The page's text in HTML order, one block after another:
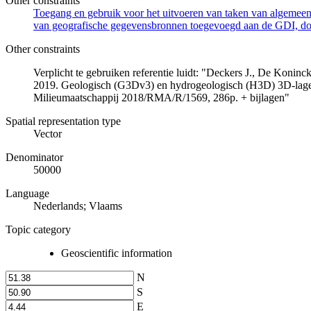
Toegang en gebruik voor het uitvoeren van taken van
van geografische gegevensbronnen toegevoegd aan de GDI,
Other constraints
Verplicht te gebruiken referentie luidt: "Deckers J., De
2019. Geologisch (G3Dv3) en hydrogeologisch (H3D) 3D-
Milieumaatschappij 2018/RMA/R/1569, 286p. + bijlagen"
Spatial representation type
Vector
Denominator
50000
Language
Nederlands; Vlaams
Topic category
Geoscientific information
N
S
E